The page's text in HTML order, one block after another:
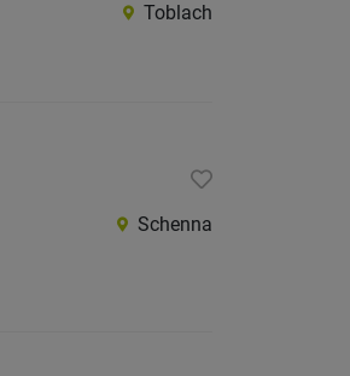
Toblach
Schenna